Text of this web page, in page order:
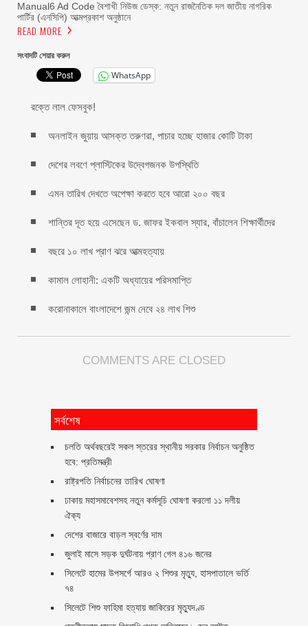
Manual6 Ad Code বৈশাখী নিউজ ডেস্ক: নতুন রাজনৈতিক দল জাতীয় নাগরিক
পার্টির (এনসিপি) আত্মপ্রকাশ অনুষ্ঠানে
READ MORE
সংবাদটি শেয়ার করুন
WhatsApp
রক্তে লাল ফেসবুক!
অনলাইন জুয়ায় আসক্ত তরুণরা, পাচার হচ্ছে হাজার কোটি টাকা
দেশের লবণে প্লাস্টিকের উদ্বেগজনক উপস্থিতি
এমন তারিখ দেখতে অপেক্ষা করতে হবে আরো ২০০ বছর
শান্তির দূত হয়ে এসেছেন ড. জাফর ইকবাল স্যার, বাঁচালেন শিক্ষার্থীদের
বছরে ১০ লাখ প্রাণ ঝরে আত্মহত্যায়
কামাল লোহানী: একটি অধ্যায়ের পরিসমাপ্তি
করোনাকালে বাংলাদেশে জন্ম নেবে ২৪ লাখ শিশু
COMMENTS ARE CLOSED
সর্বশেষ
চলতি অর্থবছরেই সকল স্তরের স্থানীয় সরকার নির্বাচন অনুষ্ঠিত
হবে: প্রতিমন্ত্রী
রাষ্ট্রপতি নির্বাচনের তারিখ ঘোষণা
ঢাকায় মহাসমাবেশসহ নতুন কর্মসূচি ঘোষণা করলো ১১ দলীয়
ঐক্য
দেশের বাজারে বাড়ল স্বর্ণের দাম
জুলাই মাসে সড়ক দুর্ঘটনায় প্রাণ গেল ৪১৬ জনের
সিলেটে হামের উপসর্গে আরও ২ শিশুর মৃত্যু, হাসপাতালে ভর্তি
৭৪
সিলেটে শিশু ফাহিমা হত্যায় জাকিরের মৃত্যুদণ্ড